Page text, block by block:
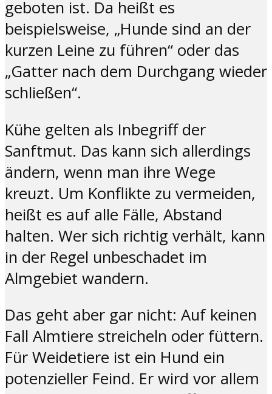
geboten ist. Da heißt es
beispielsweise, „Hunde sind an der
kurzen Leine zu führen“ oder das
„Gatter nach dem Durchgang wieder
schließen“.
Kühe gelten als Inbegriff der
Sanftmut. Das kann sich allerdings
ändern, wenn man ihre Wege
kreuzt. Um Konflikte zu vermeiden,
heißt es auf alle Fälle, Abstand
halten. Wer sich richtig verhält, kann
in der Regel unbeschadet im
Almgebiet wandern.
Das geht aber gar nicht: Auf keinen
Fall Almtiere streicheln oder füttern.
Für Weidetiere ist ein Hund ein
potenzieller Feind. Er wird vor allem